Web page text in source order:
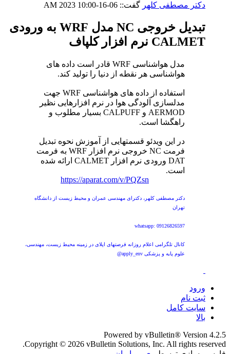
دکتر مصطفی کلهر گفت:: 06-16-2023
10:00 AM
تبدیل خروجی NC مدل WRF به ورودی
CALMET نرم افزار کلپاف
مدل هواشناسی WRF قادر است داده های
هواشناسی هر نقطه از دنیا را تولید کند.
استفاده از داده های هواشناسی WRF جهت
مدلسازی آلودگی هوا در نرم افزارهایی نظیر
AERMOD و CALPUFF بسیار مطلوب و
راهگشا است.
در این ویدئو قسمتهایی از آموزش نحوه تبدیل
فرمت NC خروجی نرم افزار WRF به فرمت
DAT ورودی نرم افزار CALMET ارائه شده
است.
https://aparat.com/v/PQZsn
دکتر مصطفی کلهر، دکترای مهندسی عمران و محیط زیست از دانشگاه
تهران
whatsapp: 09126826597
کانال تلگرامی اعلام روزانه فرصتهای اپلای در زمینه محیط زیست، مهندسی،
علوم پایه و پزشکی apply_env@
ورود
ثبت نام
سایت کامل
بالا
Powered by vBulletin® Version 4.2.5
Copyright © 2026 vBulletin Solutions, Inc. All rights reserved.